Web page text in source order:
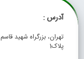
آدرس :
تهران، بزرگراه شهید
پلاک1